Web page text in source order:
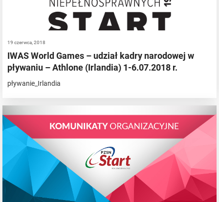
19 czerwca, 2018
IWAS World Games – udział kadry narodowej w
pływaniu – Athlone (Irlandia) 1-6.07.2018 r.
pływanie_Irlandia